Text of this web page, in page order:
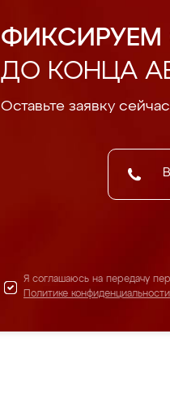
ФИКСИРУЕМ
ДО КОНЦА
Оставьте заявку
Я соглашаюсь на передачу
Политике конфиденциальности